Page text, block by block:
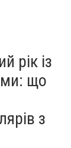
на
(ФОТО)
рік із
що
з